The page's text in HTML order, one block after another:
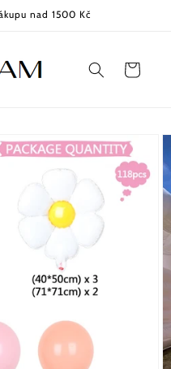
nad 1500 Kč
Košík